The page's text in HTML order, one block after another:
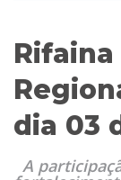
dia 03
A